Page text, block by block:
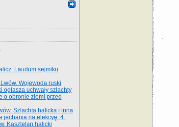
Laudum sejmiku
Wojewoda ruski
ogłasza uchwały szlachty
o obronie ziemi przed
Szlachta halicka i inna
jechania na elekcyę. 4.
Kasztelan halicki